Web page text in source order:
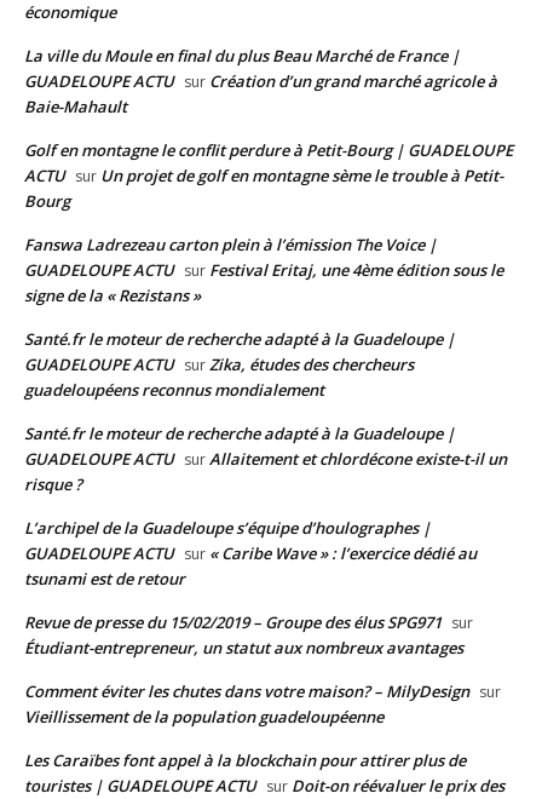
économique
La ville du Moule en final du plus Beau Marché de France |
GUADELOUPE ACTU sur Création d’un grand marché agricole à
Baie-Mahault
Golf en montagne le conflit perdure à Petit-Bourg | GUADELOUPE
ACTU sur Un projet de golf en montagne sème le trouble à Petit-
Bourg
Fanswa Ladrezeau carton plein à l’émission The Voice |
GUADELOUPE ACTU sur Festival Eritaj, une 4ème édition sous le
signe de la « Rezistans »
Santé.fr le moteur de recherche adapté à la Guadeloupe |
GUADELOUPE ACTU surZika, études des chercheurs
guadeloupéens reconnus mondialement
Santé.fr le moteur de recherche adapté à la Guadeloupe |
GUADELOUPE ACTU surAllaitement et chlordécone existe-t-il un
risque ?
L’archipel de la Guadeloupe s’équipe d’houlographes |
GUADELOUPE ACTU sur « Caribe Wave » : l’exercice dédié au
tsunami est de retour
Revue de presse du 15/02/2019 – Groupe des élus SPG971 sur
Étudiant-entrepreneur, un statut aux nombreux avantages
Comment éviter les chutes dans votre maison? – MilyDesign sur
Vieillissement de la population guadeloupéenne
Les Caraïbes font appel à la blockchain pour attirer plus de
touristes | GUADELOUPE ACTU sur Doit-on réévaluer le prix des